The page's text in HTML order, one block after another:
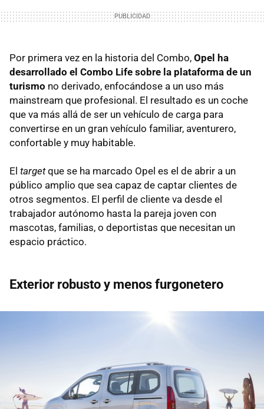
Por primera vez en la historia del Combo, Opel ha
desarrollado el Combo Life sobre la plataforma de un
turismo no derivado, enfocándose a un uso más
mainstream que profesional. El resultado es un coche
que va más allá de ser un vehículo de carga para
convertirse en un gran vehículo familiar, aventurero,
confortable y muy habitable.
El targetque se ha marcado Opel es el de abrir a un
público amplio que sea capaz de captar clientes de
otros segmentos. El perfil de cliente va desde el
trabajador autónomo hasta la pareja joven con
mascotas, familias, o deportistas que necesitan un
espacio práctico.
Exterior robusto y menos furgonetero